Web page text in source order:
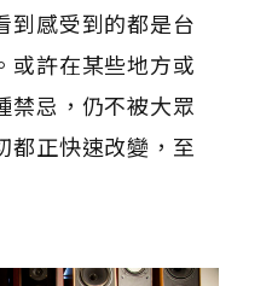
到感受到的都是台
或許在某些地方或
禁忌，仍不被大眾
都正快速改變，至